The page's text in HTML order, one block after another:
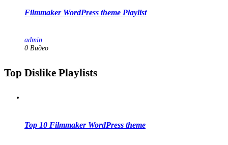
Filmmaker WordPress theme Playlist
admin
0 Видео
Top Dislike Playlists
Top 10 Filmmaker WordPress theme